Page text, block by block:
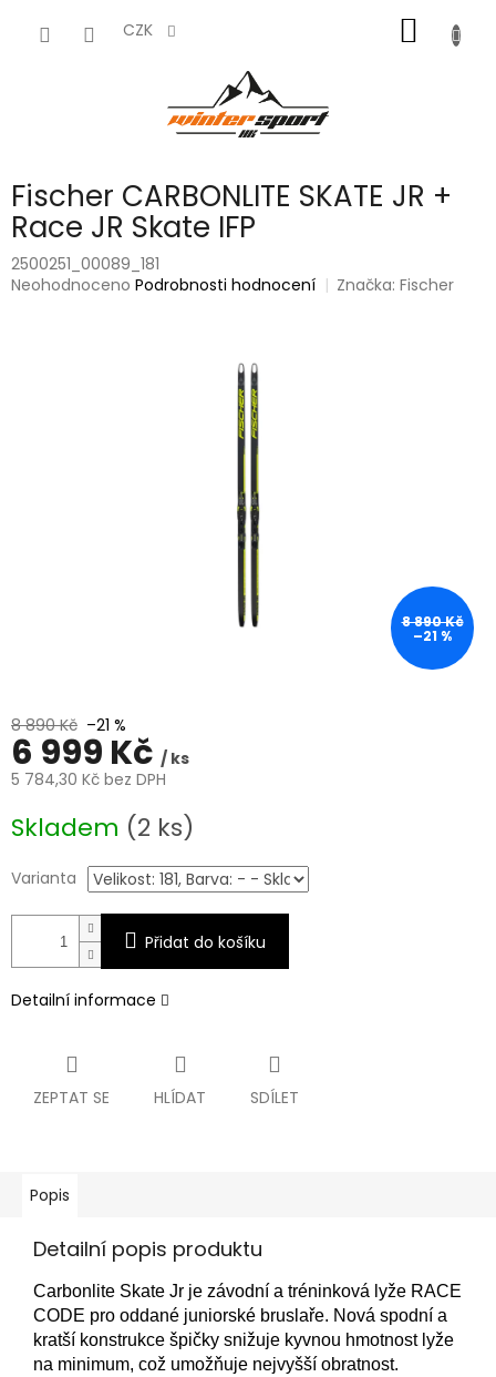
CZK
KOŠÍK
Fischer CARBONLITE SKATE JR +
Race JR Skate IFP
2500251_00089_181
Průměrné
Neohodnoceno Podrobnosti hodnocení Značka:Fischer
8 890 Kč
–21 %
8 890 Kč –21 %
6 999 Kč / ks
5 784,30 Kč bez DPH
cena:
Skladem (2 ks)
Varianta
Přidat do košíku
Detailní informace
ZEPTAT SE HLÍDAT SDÍLET
Popis
Detailní popis produktu
Carbonlite Skate Jr je závodní a tréninková lyže RACE
CODE pro oddané juniorské bruslaře. Nová spodní a
kratší konstrukce špičky snižuje kyvnou hmotnost lyže
na minimum, což umožňuje nejvyšší obratnost.